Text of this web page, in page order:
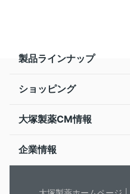
製品ラインナップ
ショッピング
大塚製薬CM情報
企業情報